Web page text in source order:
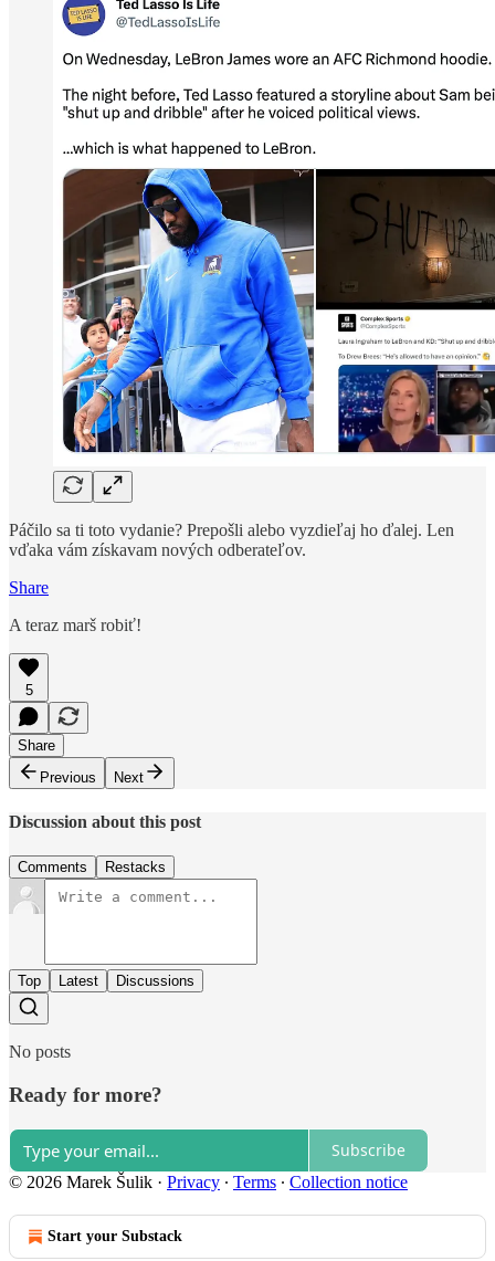
Páčilo sa ti toto vydanie? Prepošli alebo vyzdieľaj ho ďalej. Len
vďaka vám získavam nových odberateľov.
Share
A teraz marš robiť!
5
Share
Previous
Next
Discussion about this post
Comments Restacks
Top Latest Discussions
No posts
Ready for more?
Subscribe
© 2026 Marek Šulik · Privacy ∙ Terms ∙ Collection notice
Start your Substack